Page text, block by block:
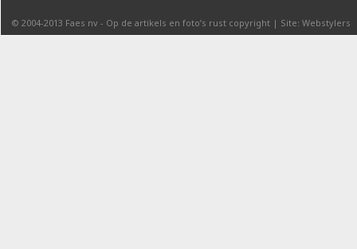
© 2004-2013 Faes nv - Op de artikels en foto’s rust copyright | Site: Webstylers